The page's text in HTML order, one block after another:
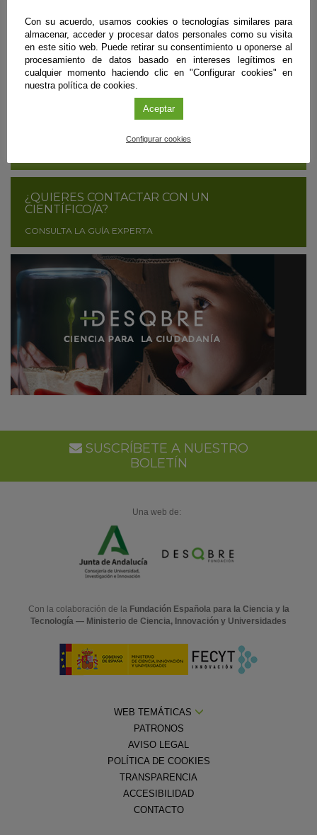
MÁS INFORMACIÓN
SUSCRÍBETE
¿ERES CIENTÍFICO/A Y QUIERES DIFUNDIR
¿QUIERES CONTACTAR CON UN
CIENTÍFICO/A?
CONSULTA LA GUÍA EXPERTA
SUSCRÍBETE A NUESTRO
BOLETÍN
Una web de:
Con la colaboración de la Fundación Española para la Ciencia y la
Tecnología — Ministerio de Ciencia, Innovación y Universidades
WEB TEMÁTICAS
PATRONOS
AVISO LEGAL
POLÍTICA DE COOKIES
TRANSPARENCIA
ACCESIBILIDAD
CONTACTO
Con su acuerdo, usamos cookies o tecnologías similares para
almacenar, acceder y procesar datos personales como su visita
en este sitio web. Puede retirar su consentimiento u oponerse al
procesamiento de datos basado en intereses legítimos en
cualquier momento haciendo clic en "Configurar cookies" en
nuestra política de cookies.
Aceptar
Configurar cookies